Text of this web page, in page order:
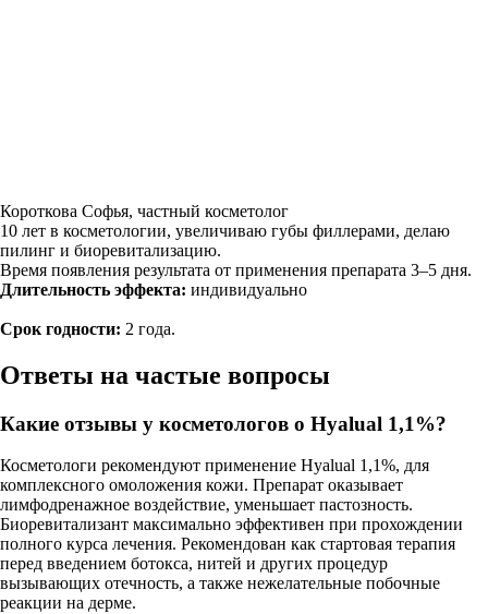
Короткова Софья, частный косметолог
10 лет в косметологии, увеличиваю губы филлерами, делаю
пилинг и биоревитализацию.
Время появления результата от применения препарата 3–5 дня.
Длительность эффекта: индивидуально
Срок годности: 2 года.
Ответы на частые вопросы
Какие отзывы у косметологов о Hyalual 1,1%?
Косметологи рекомендуют применение Hyalual 1,1%, для
комплексного омоложения кожи. Препарат оказывает
лимфодренажное воздействие, уменьшает пастозность.
Биоревитализант максимально эффективен при прохождении
полного курса лечения. Рекомендован как стартовая терапия
перед введением ботокса, нитей и других процедур
вызывающих отечность, а также нежелательные побочные
реакции на дерме.